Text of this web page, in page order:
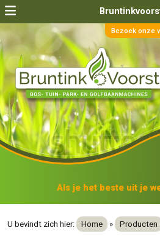
Bezoek onze
Als je het beste uit je
U bevindt zich hier: Home » Producten